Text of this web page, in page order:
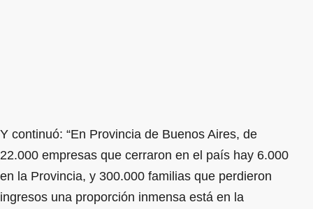
Y continuó: “En Provincia de Buenos Aires, de
22.000 empresas que cerraron en el país hay 6.000
en la Provincia, y 300.000 familias que perdieron
ingresos una proporción inmensa está en la